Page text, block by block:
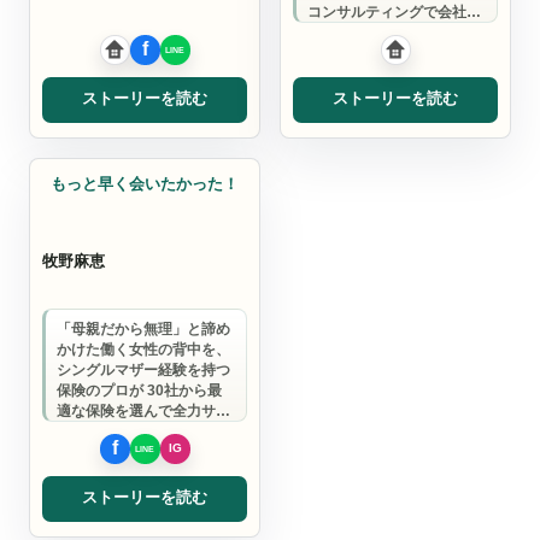
ストーリーを読む
コンサルティングで会社と
オーナーファミリー全体の
最適化を実現しま…
ストーリーを読む
金融総合代理業
もっと早く会いたかった！
牧野麻恵
「母親だから無理」と諦め
かけた働く女性の背中を、
シングルマザー経験を持つ
保険のプロが 30社から最
適な保険を選んで全力サポ
ート。 あなたの夢を諦めな
い人生設計…
ストーリーを読む